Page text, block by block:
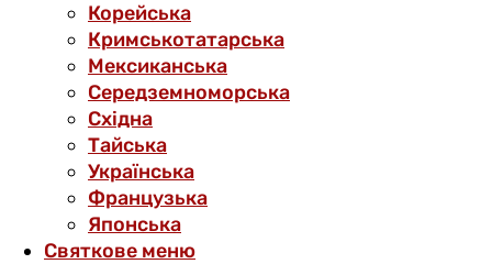
Корейська
Кримськотатарська
Мексиканська
Середземноморська
Східна
Тайська
Українська
Французька
Японська
Святкове меню